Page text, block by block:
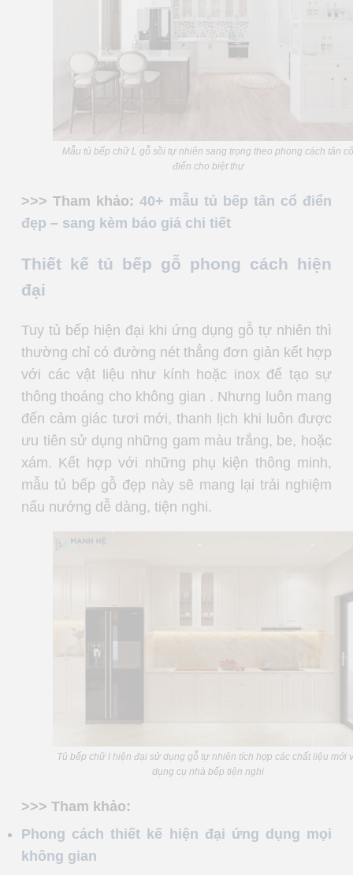
Mẫu tủ bếp chữ L gỗ sồi tự nhiên sang trọng theo phong cách tân cổ
điển cho biệt thự
>>> Tham khảo: 40+ mẫu tủ bếp tân cổ điển
đẹp – sang kèm báo giá chi tiết
Thiết kế tủ bếp gỗ phong cách hiện
đại
Tuy tủ bếp hiện đại khi ứng dụng gỗ tự nhiên thì
thường chỉ có đường nét thẳng đơn giản kết hợp
với các vật liệu như kính hoặc inox để tạo sự
thông thoáng cho không gian . Nhưng luôn mang
đến cảm giác tươi mới, thanh lịch khi luôn được
ưu tiên sử dụng những gam màu trắng, be, hoặc
xám. Kết hợp với những phụ kiện thông minh,
mẫu tủ bếp gỗ đẹp này sẽ mang lại trải nghiệm
nấu nướng dễ dàng, tiện nghi.
Tủ bếp chữ I hiện đại sử dụng gỗ tự nhiên tích hợp các chất liệu mới
dụng cụ nhà bếp tiện nghi
>>> Tham khảo:
Phong cách thiết kế hiện đại ứng dụng mọi
không gian